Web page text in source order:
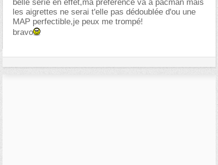
belle serie en effet,ma préférence va a pacman mais
les aigrettes ne serai t'elle pas dédoublée d'ou une
MAP perfectible,je peux me trompé!
bravo